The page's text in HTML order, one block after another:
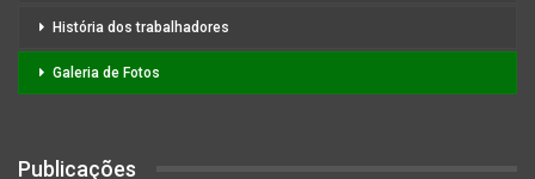
História dos trabalhadores
Galeria de Fotos
Publicações